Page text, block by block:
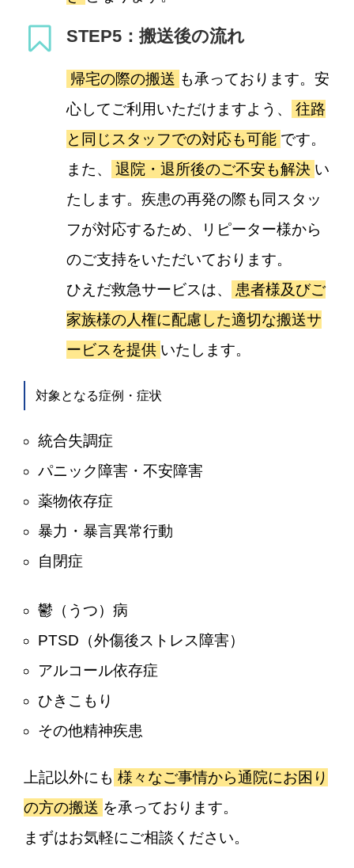
STEP5：搬送後の流れ
帰宅の際の搬送 も承っております。安
心してご利用いただけますよう、
往路
と同じスタッフでの対応も可能 です。
また、
退院・退所後のご不安も解決 い
たします。疾患の再発の際も同スタッ
フが対応するため、リピーター様から
のご支持をいただいております。
ひえだ救急サービスは、
患者様及びご
家族様の人権に配慮した適切な搬送サ
ービスを提供 いたします。
対象となる症例・症状
統合失調症
パニック障害・不安障害
薬物依存症
暴力・暴言異常行動
自閉症
鬱（うつ）病
PTSD（外傷後ストレス障害）
アルコール依存症
ひきこもり
その他精神疾患
上記以外にも 様々なご事情から通院にお困り
の方の搬送 を承っております。
まずはお気軽にご相談ください。